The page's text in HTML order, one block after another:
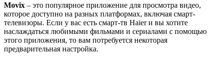
Movix – это популярное приложение для просмотра видео,
которое доступно на разных платформах, включая смарт-
телевизоры. Если у вас есть смарт-тв Haier и вы хотите
наслаждаться любимыми фильмами и сериалами с помощью
этого приложения, то вам потребуется некоторая
предварительная настройка.